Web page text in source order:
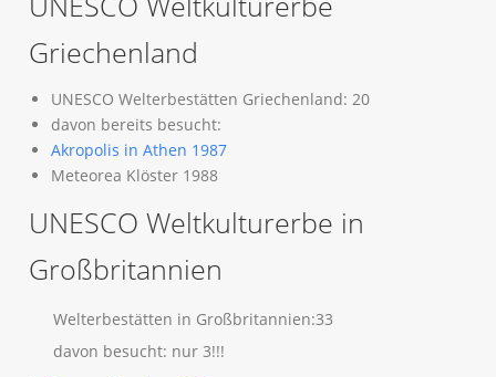
Griechenland
UNESCO Welterbestätten Griechenland: 20
davon bereits besucht:
Akropolis in Athen 1987
Meteorea Klöster 1988
UNESCO Weltkulturerbe in
Großbritannien
Welterbestätten in Großbritannien:33
davon besucht: nur 3!!!